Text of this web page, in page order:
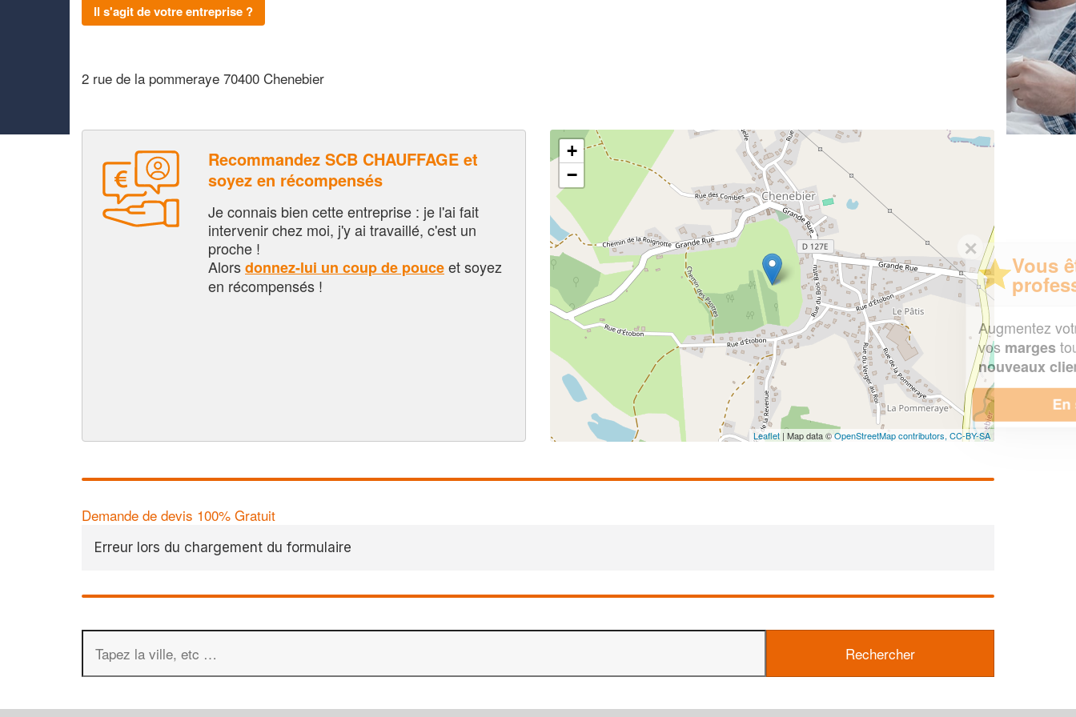
Il s'agit de votre entreprise ?
2 rue de la pommeraye 70400 Chenebier
Recommandez SCB CHAUFFAGE et
soyez en récompensés
Je connais bien cette entreprise : je l'ai fait
intervenir chez moi, j'y ai travaillé, c'est un
proche !
Alorsdonnez-lui un coup de pouceet soyez
en récompensés !
+
−
Leaflet | Map data ©OpenStreetMap contributors, CC-BY-SA
Demande de devis 100% Gratuit
Erreur lors du chargement du formulaire
✕
Vous êtes un
professionnel ?
Augmentez votre chiffre d'affaireset
margestout en gagnant de
nouveaux clients
En savoir plus